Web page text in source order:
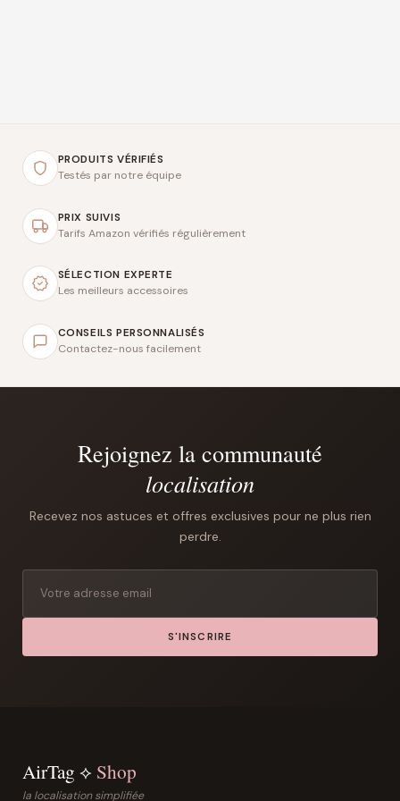
PRODUITS VÉRIFIÉS
Testés par notre équipe
PRIX SUIVIS
Tarifs Amazon vérifiés régulièrement
SÉLECTION EXPERTE
Les meilleurs accessoires
CONSEILS PERSONNALISÉS
Contactez-nous facilement
Rejoignez la communauté
localisation
Recevez nos astuces et offres exclusives pour ne plus rien
perdre.
S'INSCRIRE
AirTag ⟡ Shop
la localisation simplifiée